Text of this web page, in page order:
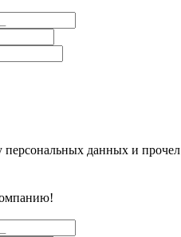
персональных данных и прочел